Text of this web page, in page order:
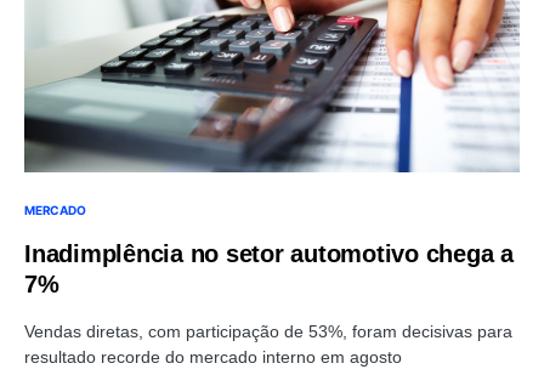
MERCADO
Inadimplência no setor automotivo chega a
7%
Vendas diretas, com participação de 53%, foram decisivas para
resultado recorde do mercado interno em agosto